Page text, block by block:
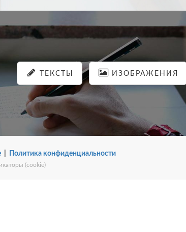
ТЕКСТЫ ИЗОБРАЖЕНИЯ
| Политика конфиденциальности
(cookie)